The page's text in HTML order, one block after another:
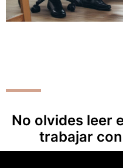
No olvides leer
trabajar